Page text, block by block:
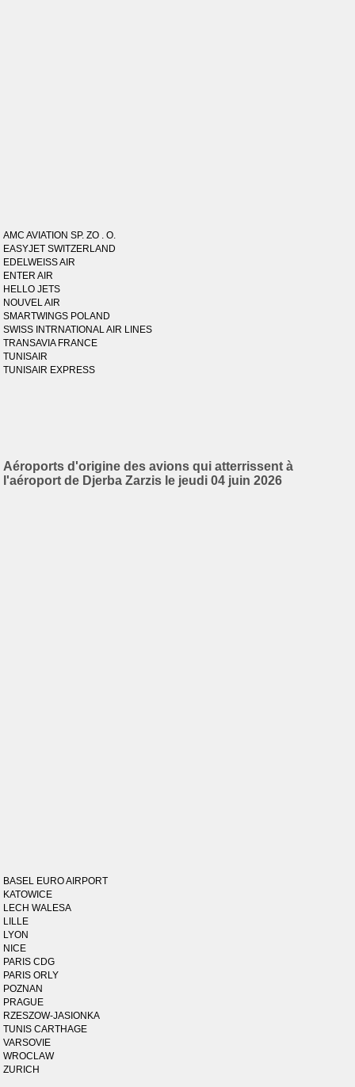
AMC AVIATION SP. ZO . O.
EASYJET SWITZERLAND
EDELWEISS AIR
ENTER AIR
HELLO JETS
NOUVEL AIR
SMARTWINGS POLAND
SWISS INTRNATIONAL AIR LINES
TRANSAVIA FRANCE
TUNISAIR
TUNISAIR EXPRESS
Aéroports d'origine des avions qui atterrissent à
l'aéroport de Djerba Zarzis le jeudi 04 juin 2026
BASEL EURO AIRPORT
KATOWICE
LECH WALESA
LILLE
LYON
NICE
PARIS CDG
PARIS ORLY
POZNAN
PRAGUE
RZESZOW-JASIONKA
TUNIS CARTHAGE
VARSOVIE
WROCLAW
ZURICH